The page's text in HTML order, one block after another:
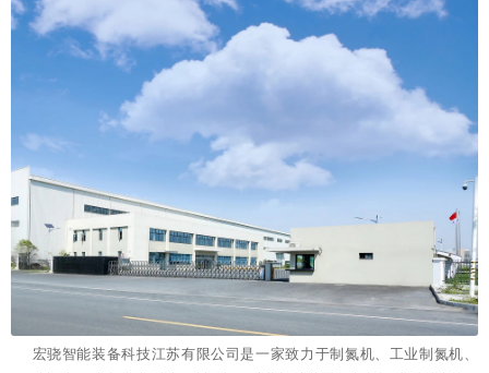
宏骁智能装备科技江苏有限公司是一家致力于制氮机、工业制氮机、